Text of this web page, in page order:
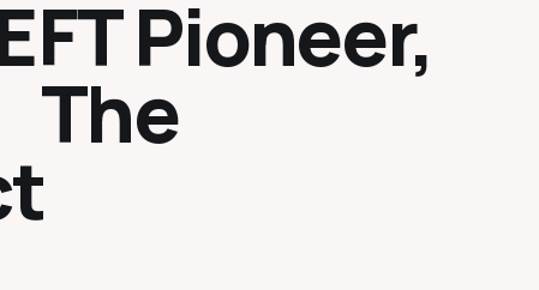
Pioneer,
The